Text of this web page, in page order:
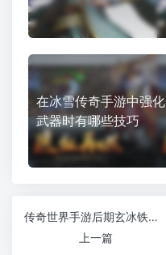
在冰雪传奇手游中强化
武器时有哪些技巧
传奇世界手游后期玄冰铁为什么价格昂贵？
上一篇